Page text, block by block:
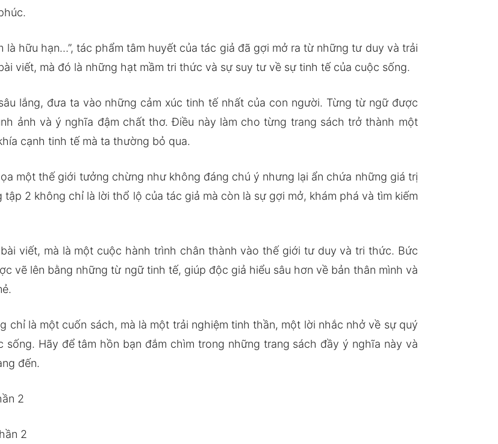
là hữu hạn…”, tác phẩm tâm huyết của tác giả đã gợi mở ra từ những tư duy và trải
viết, mà đó là những hạt mầm tri thức và sự suy tư về sự tinh tế của cuộc sống.
lắng, đưa ta vào những cảm xúc tinh tế nhất của con người. Từng từ ngữ được
ảnh và ý nghĩa đậm chất thơ. Điều này làm cho từng trang sách trở thành một
cạnh tinh tế mà ta thường bỏ qua.
một thế giới tưởng chừng như không đáng chú ý nhưng lại ẩn chứa những giá trị
2 không chỉ là lời thổ lộ của tác giả mà còn là sự gợi mở, khám phá và tìm kiếm
viết, mà là một cuộc hành trình chân thành vào thế giới tư duy và tri thức. Bức
vẽ lên bằng những từ ngữ tinh tế, giúp độc giả hiểu sâu hơn về bản thân mình và
chỉ là một cuốn sách, mà là một trải nghiệm tinh thần, một lời nhắc nhở về sự quý
Hãy để tâm hồn bạn đắm chìm trong những trang sách đầy ý nghĩa này và
đến.
2
2